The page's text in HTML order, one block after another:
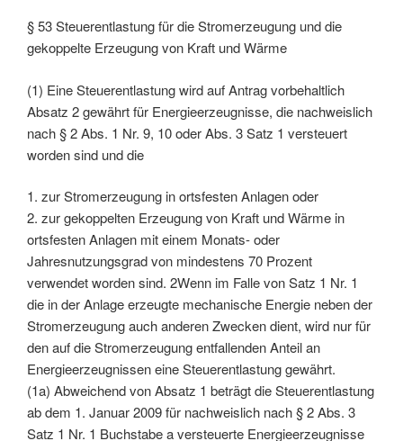
§ 53 Steuerentlastung für die Stromerzeugung und die
gekoppelte Erzeugung von Kraft und Wärme
(1) Eine Steuerentlastung wird auf Antrag vorbehaltlich
Absatz 2 gewährt für Energieerzeugnisse, die nachweislich
nach § 2 Abs. 1 Nr. 9, 10 oder Abs. 3 Satz 1 versteuert
worden sind und die
1. zur Stromerzeugung in ortsfesten Anlagen oder
2. zur gekoppelten Erzeugung von Kraft und Wärme in
ortsfesten Anlagen mit einem Monats- oder
Jahresnutzungsgrad von mindestens 70 Prozent
verwendet worden sind. 2Wenn im Falle von Satz 1 Nr. 1
die in der Anlage erzeugte mechanische Energie neben der
Stromerzeugung auch anderen Zwecken dient, wird nur für
den auf die Stromerzeugung entfallenden Anteil an
Energieerzeugnissen eine Steuerentlastung gewährt.
(1a) Abweichend von Absatz 1 beträgt die Steuerentlastung
ab dem 1. Januar 2009 für nachweislich nach § 2 Abs. 3
Satz 1 Nr. 1 Buchstabe a versteuerte Energieerzeugnisse